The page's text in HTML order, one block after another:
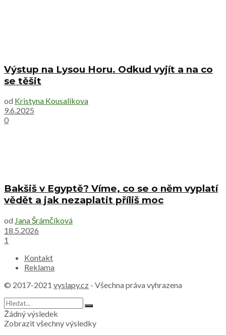
Výstup na Lysou Horu. Odkud vyjít a na co
se těšit
od Kristyna Kousalikova
9.6.2025
0
Bakšiš v Egyptě? Víme, co se o něm vyplatí
vědět a jak nezaplatit příliš moc
od Jana Šrámčíková
18.5.2026
1
Kontakt
Reklama
© 2017-2021 vyslapy.cz - Všechna práva vyhrazena
Žádný výsledek
Zobrazit všechny výsledky